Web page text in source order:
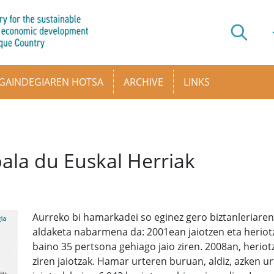
HOTSA ARCHIVE LINKS
du Euskal Herriak
Aurreko bi hamarkadei so eginez gero
aldaketa nabarmena da: 2001ean jaiotzen eta
baino 35 pertsona gehiago jaio ziren. 2008an,
ziren jaiotzak. Hamar urteren buruan, aldiz, azken